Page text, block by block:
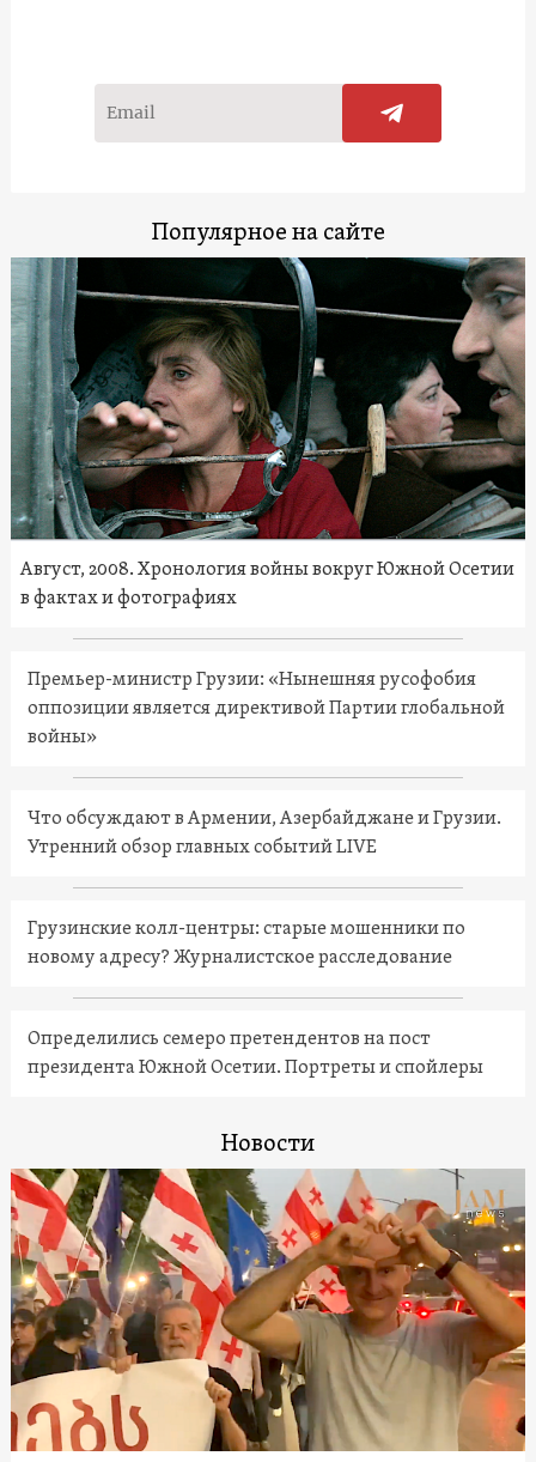
Популярное на сайте
Август, 2008. Хронология войны вокруг Южной Осетии
в фактах и фотографиях
Премьер-министр Грузии: «Нынешняя русофобия
оппозиции является директивой Партии глобальной
войны»
Что обсуждают в Армении, Азербайджане и Грузии.
Утренний обзор главных событий LIVE
Грузинские колл-центры: старые мошенники по
новому адресу? Журналистское расследование
Определились семеро претендентов на пост
президента Южной Осетии. Портреты и спойлеры
Новости